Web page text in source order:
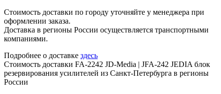
Стоимость доставки по городу уточняйте у менеджера при
оформлении заказа.
Доставка в регионы России осуществляется транспортными
компаниями.
Подробнее о доставке здесь
Стоимость доставки FA-2242 JD-Media | JFA-242 JEDIA блок
резервирования усилителей из Санкт-Петербурга в регионы
России